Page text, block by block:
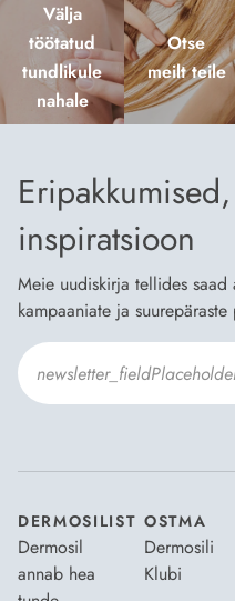
Välja
töötatud
tundlikule
nahale
Otse
meilt teile
inspiratsioon
Meie uudiskirja tellides saad
kampaaniate ja
DERMOSILIST
Dermosil
annab hea
OSTMA
Dermosili
Klubi